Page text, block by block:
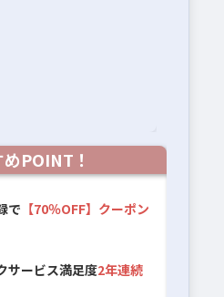
POINT！
で 【70％OFF】クーポン
サービス満足度2年連続